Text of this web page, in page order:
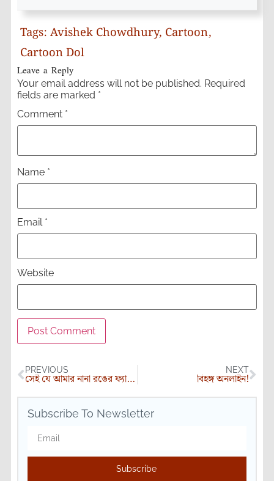
Tags: Avishek Chowdhury, Cartoon,
Cartoon Dol
Leave a Reply
Your email address will not be published. Required
fields are marked *
Comment *
Name *
Email *
Website
PREVIOUS
সেই যে আমার নানা রঙের ফ্যান্টাসি!
NEXT
বিহঙ্গ অনলাইন!
Subscribe To Newsletter
Subscribe